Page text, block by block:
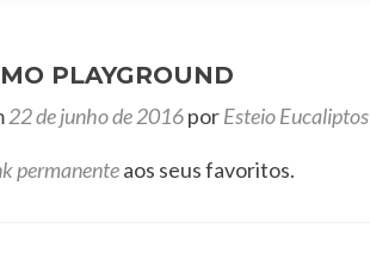
PLAYGROUND
22 de junho de 2016porEsteio Eucaliptos
permanenteaos seus favoritos.